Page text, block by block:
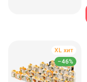
–46%
XL хит